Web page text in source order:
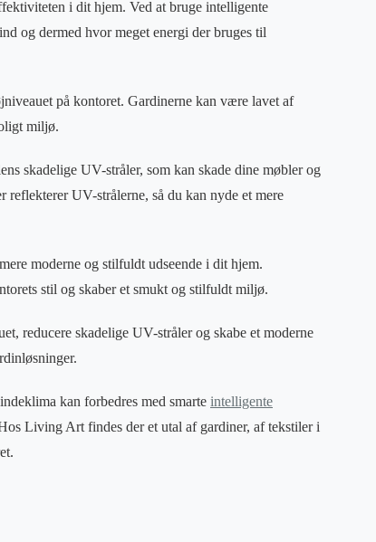
i dit hjem. Ved at bruge intelligente
og dermed hvor meget energi der bruges til
på kontoret. Gardinerne kan være lavet af
miljø.
skadelige UV-stråler, som kan skade dine møbler og
UV-strålerne, så du kan nyde et mere
moderne og stilfuldt udseende i dit hjem.
stil og skaber et smukt og stilfuldt miljø.
reducere skadelige UV-stråler og skabe et moderne
kan forbedres med smarte intelligente
Living Art findes der et utal af gardiner, af tekstiler i